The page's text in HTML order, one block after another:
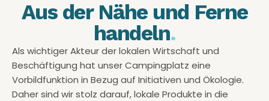
Aus der Nähe und Ferne
handeln.
Als wichtiger Akteur der lokalen Wirtschaft und
Beschäftigung hat unser Campingplatz eine
Vorbildfunktion in Bezug auf Initiativen und Ökologie.
Daher sind wir stolz darauf, lokale Produkte in die